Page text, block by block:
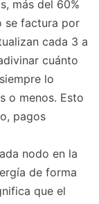
más del 60%
se factura por
cada 3 a
cuánto
lo
o menos. Esto
pagos
nodo en la
de forma
que el